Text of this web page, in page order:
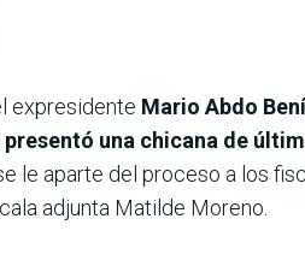
expresidente Mario Abdo
presentó una chicana de
le aparte del proceso a los
adjunta Matilde Moreno.